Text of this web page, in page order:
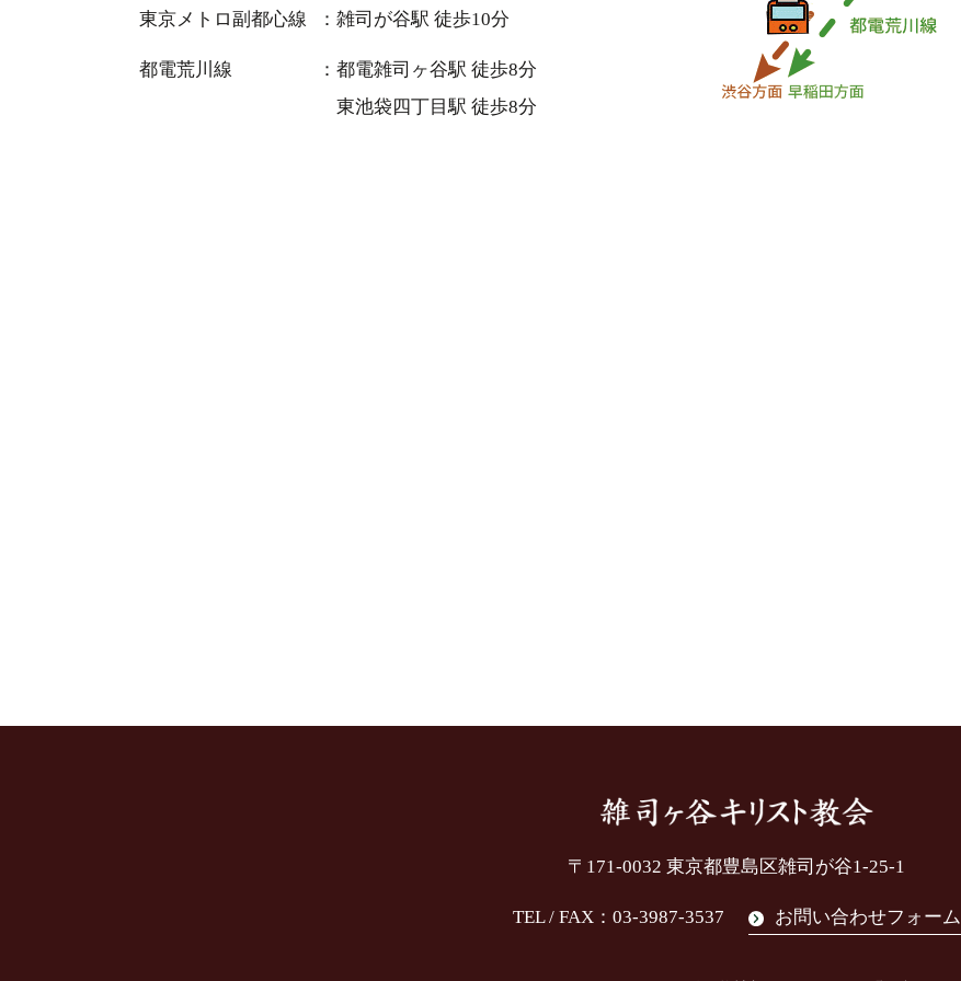
東京メトロ副都心線 雑司が谷駅 徒歩10分
都電荒川線
都電雑司ヶ谷駅 徒歩8分
東池袋四丁目駅 徒歩8分
〒171-0032 東京都豊島区雑司が谷1-25-1
TEL / FAX：03-3987-3537 お問い合わせフォーム